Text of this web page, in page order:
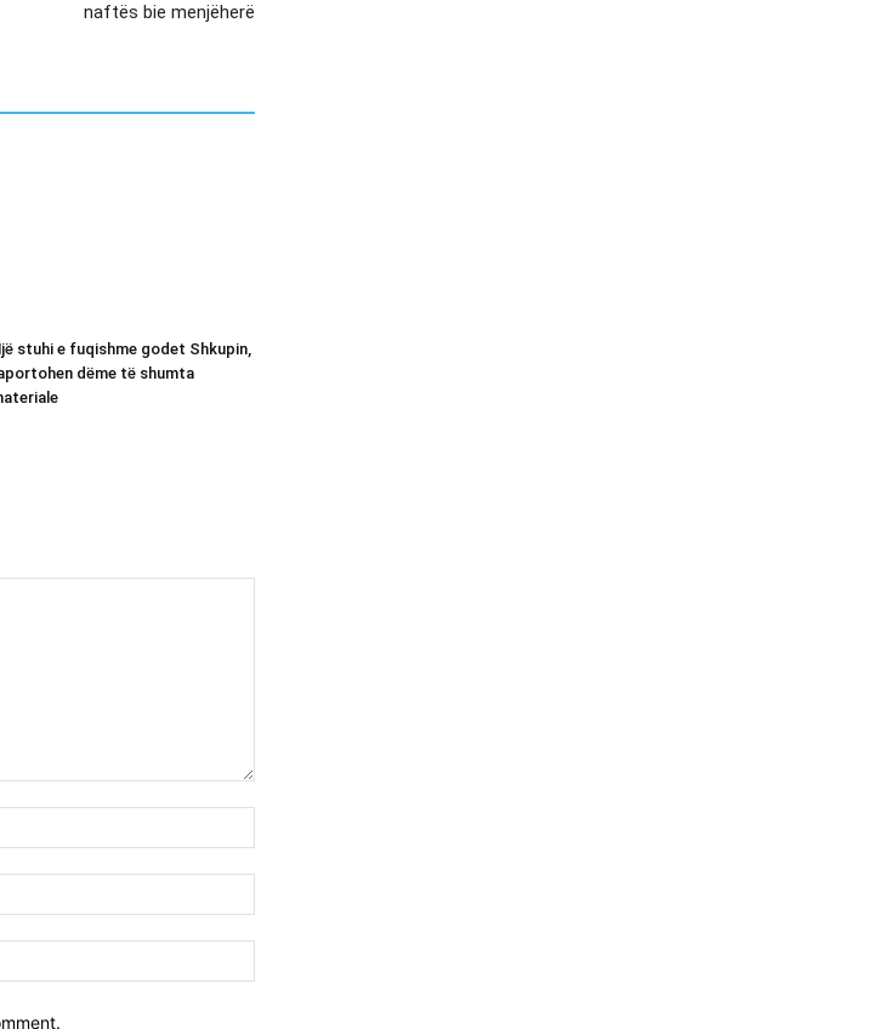
naftës bie menjëherë
stuhi e fuqishme godet Shkupin,
dëme të shumta